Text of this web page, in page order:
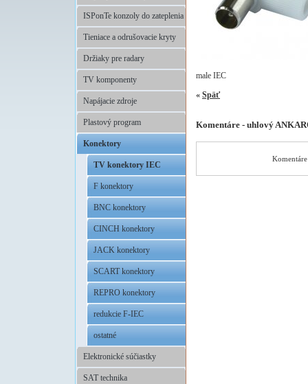
ISPonTe konzoly do zateplenia
Tieniace a odrušovacie kryty
Držiaky pre radary
TV komponenty
Napájacie zdroje
Plastový program
Konektory
TV konektory IEC
F konektory
BNC konektory
CINCH konektory
JACK konektory
SCART konektory
REPRO konektory
redukcie F-IEC
ostatné
Elektronické súčiastky
SAT technika
male IEC
« Späť
Komentáre - uhlový